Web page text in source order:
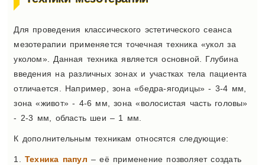
Для проведения классического эстетического сеанса
мезотерапии применяется точечная техника «укол за
уколом». Данная техника является основной. Глубина
введения на различных зонах и участках тела пациента
отличается. Например, зона «бедра-ягодицы» - 3-4 мм,
зона «живот» - 4-6 мм, зона «волосистая часть головы»
- 2-3 мм, область шеи – 1 мм.
К дополнительным техникам относятся следующие:
1.Техника папул – её применение позволяет создать